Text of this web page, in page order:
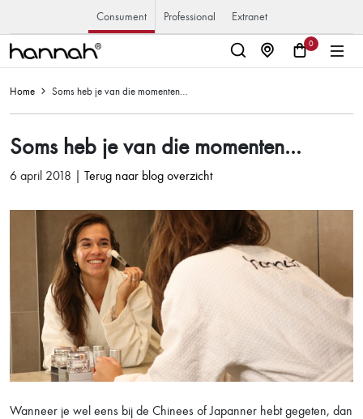
Consument Professional Extranet
0
Home Soms heb je van die momenten…
Soms heb je van die momenten…
6 april 2018 | Terug naar blog overzicht
Wanneer je wel eens bij de Chinees of Japanner hebt gegeten, dan